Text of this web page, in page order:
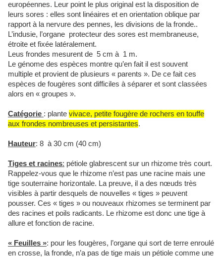
européennes. Leur point le plus original est la disposition de
leurs sores : elles sont linéaires et en orientation oblique par
rapport à la nervure des pennes, les divisions de la fronde..
L’indusie, l’organe protecteur des sores est membraneuse,
étroite et fixée latéralement.
Leus frondes mesurent de 5 cm à 1 m.
Le génome des espèces montre qu’en fait il est souvent
multiple et provient de plusieurs « parents ». De ce fait ces
espèces de fougères sont difficiles à séparer et sont classées
alors en « groupes ».
Catégorie : plante vivace, petite fougère de rochers en touffe
aux frondes nombreuses et persistantes.
Hauteur: 8 à 30 cm (40 cm)
Tiges et racines: pétiole glabrescent sur un rhizome très court.
Rappelez-vous que le rhizome n’est pas une racine mais une
tige souterraine horizontale. La preuve, il a des nœuds très
visibles à partir desquels de nouvelles « tiges » peuvent
pousser. Ces « tiges » ou nouveaux rhizomes se terminent par
des racines et poils radicants. Le rhizome est donc une tige à
allure et fonction de racine.
« Feuilles »: pour les fougères, l’organe qui sort de terre enroulé
en crosse, la fronde, n’a pas de tige mais un pétiole comme une